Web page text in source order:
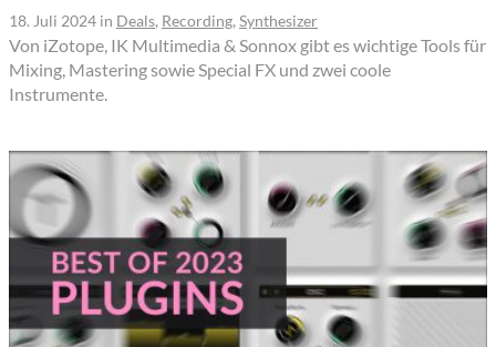
18. Juli 2024 in Deals, Recording, Synthesizer
Von iZotope, IK Multimedia & Sonnox gibt es wichtige Tools für
Mixing, Mastering sowie Special FX und zwei coole
Instrumente.